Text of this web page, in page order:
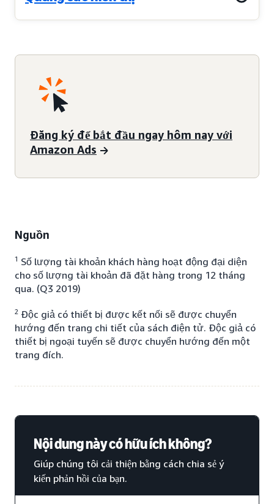
Đăng ký để bắt đầu ngay hôm nay với
Amazon Ads
Nguồn
1 Số lượng tài khoản khách hàng hoạt động đại diện
cho số lượng tài khoản đã đặt hàng trong 12 tháng
qua. (Q3 2019)
2 Độc giả có thiết bị được kết nối sẽ được chuyển
hướng đến trang chi tiết của sách điện tử. Độc giả có
thiết bị ngoại tuyến sẽ được chuyển hướng đến một
trang đích.
Nội dung này có hữu ích không?
Giúp chúng tôi cải thiện bằng cách chia sẻ ý
kiến phản hồi của bạn.